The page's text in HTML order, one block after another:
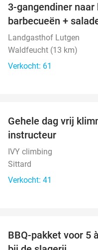
3-gangendiner
barbecueën +
Landgasthof Lutgen
Waldfeucht (13 km)
Verkocht: 61
Gehele dag vrij
instructeur
IVY climbing
Sittard
Verkocht: 41
BBQ-pakket voor 5